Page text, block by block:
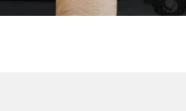
Kraftstoffpumpe